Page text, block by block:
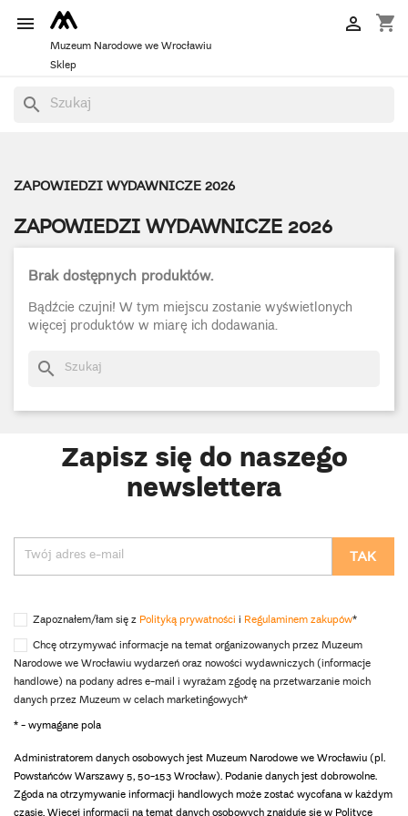
 shopping_cart

Muzeum Narodowe we Wrocławiu
Sklep
search
ZAPOWIEDZI WYDAWNICZE 2026
ZAPOWIEDZI WYDAWNICZE 2026
Brak dostępnych produktów.
Bądźcie czujni! W tym miejscu zostanie wyświetlonych
więcej produktów w miarę ich dodawania.
search
Zapisz się do naszego
newslettera
Zapoznałem/łam się z Polityką prywatności i Regulaminem zakupów*
Chcę otrzymywać informacje na temat organizowanych przez Muzeum
Narodowe we Wrocławiu wydarzeń oraz nowości wydawniczych (informacje
handlowe) na podany adres e-mail i wyrażam zgodę na przetwarzanie moich
danych przez Muzeum w celach marketingowych*
* - wymagane pola
Administratorem danych osobowych jest Muzeum Narodowe we Wrocławiu (pl.
Powstańców Warszawy 5, 50-153 Wrocław). Podanie danych jest dobrowolne.
Zgoda na otrzymywanie informacji handlowych może zostać wycofana w każdym